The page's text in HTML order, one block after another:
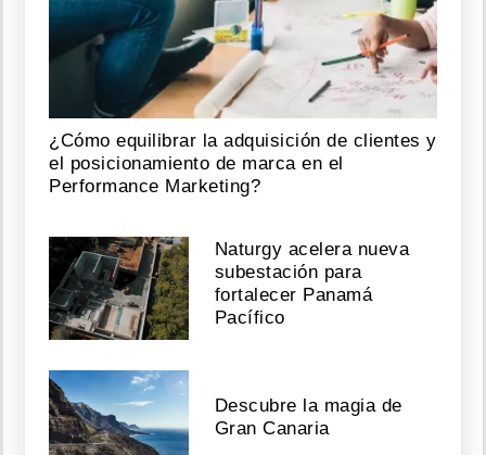
¿Cómo equilibrar la adquisición de clientes y
el posicionamiento de marca en el
Performance Marketing?
Naturgy acelera nueva
subestación para
fortalecer Panamá
Pacífico
Descubre la magia de
Gran Canaria